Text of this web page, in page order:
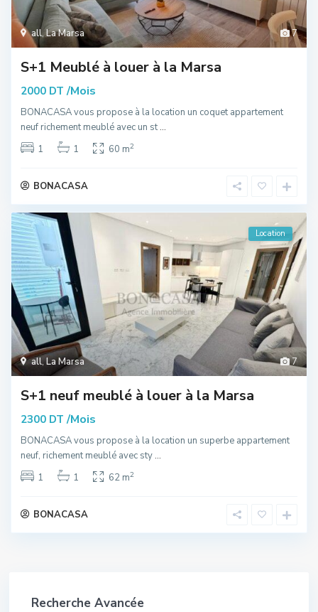
7
all,La Marsa
S+1 Meublé à louer à la Marsa
2000 DT /Mois
BONACASA vous propose à la location un coquet appartement
neuf richement meublé avec un st...
1
1 60 m2
BONACASA
7
all,La Marsa
Location
S+1 neuf meublé à louer à la Marsa
2300 DT /Mois
BONACASA vous propose à la location un superbe appartement
neuf, richement meublé avec sty...
1
1 62 m2
BONACASA
Recherche Avancée